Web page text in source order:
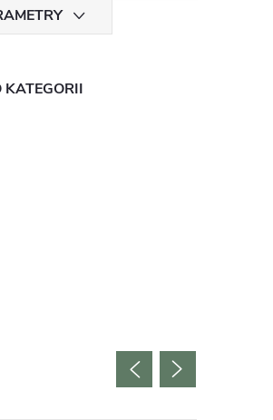
KATEGORII